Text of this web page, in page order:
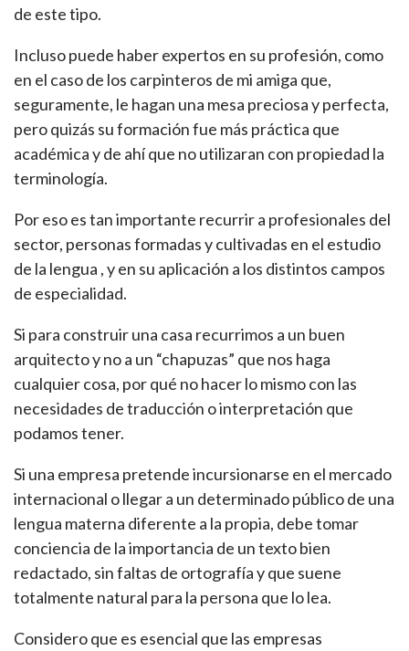
de este tipo.
Incluso puede haber expertos en su profesión, como
en el caso de los carpinteros de mi amiga que,
seguramente, le hagan una mesa preciosa y perfecta,
pero quizás su formación fue más práctica que
académica y de ahí que no utilizaran con propiedad la
terminología.
Por eso es tan importante recurrir a profesionales del
sector, personas formadas y cultivadas en el estudio
de la lengua , y en su aplicación a los distintos campos
de especialidad.
Si para construir una casa recurrimos a un buen
arquitecto y no a un “chapuzas” que nos haga
cualquier cosa, por qué no hacer lo mismo con las
necesidades de traducción o interpretación que
podamos tener.
Si una empresa pretende incursionarse en el mercado
internacional o llegar a un determinado público de una
lengua materna diferente a la propia, debe tomar
conciencia de la importancia de un texto bien
redactado, sin faltas de ortografía y que suene
totalmente natural para la persona que lo lea.
Considero que es esencial que las empresas